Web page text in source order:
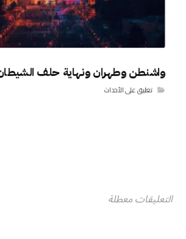
واشنطن وطهران ونهاية حلف
تعليق على الأحداث
التعليقات معطلة